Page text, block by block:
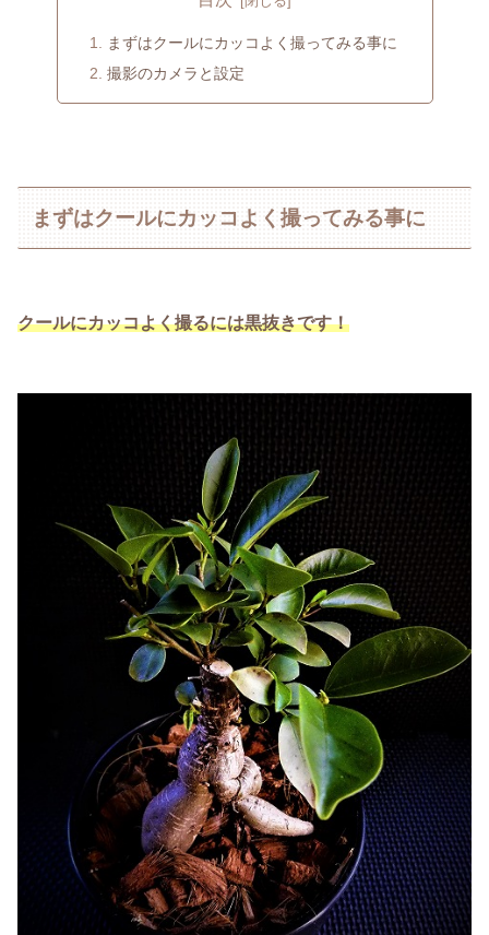
まずはクールにカッコよく撮ってみる事に
撮影のカメラと設定
まずはクールにカッコよく撮ってみる事に
クールにカッコよく撮るには黒抜きです！